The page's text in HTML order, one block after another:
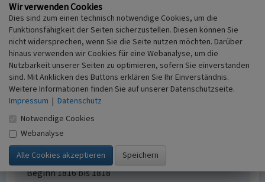
Schleusenwärterhaus Rote Mühle in Heisingen
Schlagwörter
Schleusenwärterhaus
Ort
Essen
Fachsicht(en)
Kulturlandschaftspflege
Erfassungsmaßstab
i.d.R. 1:5.000 (größer als 1:20.000)
Erfassungsmethode
Literaturauswertung
Historischer Zeitraum
Beginn 1816 bis 1818
Wir verwenden Cookies
Dies sind zum einen technisch notwendige Cookies, um die
Funktionsfähigkeit der Seiten sicherzustellen. Diesen können Sie
nicht widersprechen, wenn Sie die Seite nutzen möchten. Darüber
hinaus verwenden wir Cookies für eine Webanalyse, um die
Nutzbarkeit unserer Seiten zu optimieren, sofern Sie einverstanden
sind. Mit Anklicken des Buttons erklären Sie Ihr Einverständnis.
Weitere Informationen finden Sie auf unserer Datenschutzseite.
Impressum | Datenschutz
Notwendige Cookies
Webanalyse